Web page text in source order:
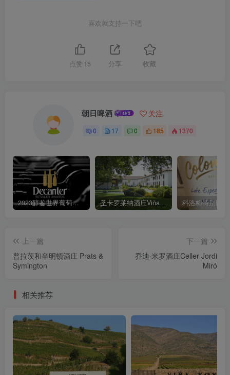
喜欢就支持一下吧
点赞 15 分享 收藏
朝日啤酒 关注
0 17 0 185 1370
2023醇鉴世界葡萄酒大赛Decanter World Wine Awards 圣卡罗莱纳酒庄Viña Santa Carolina
上一篇
普拉茨和辛明顿酒庄 Prats &
Symington
下一篇
乔迪·米罗酒庄Celler Jordi
Miró
相关推荐